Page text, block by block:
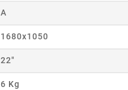
A
1680x1050
22"
6 Kg